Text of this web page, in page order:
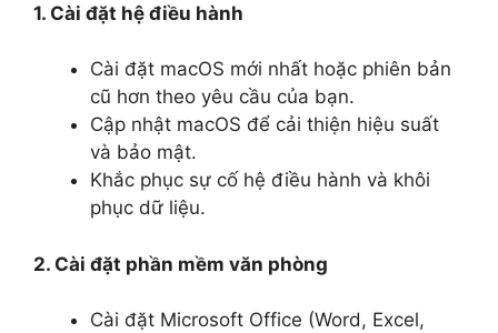
1. Cài đặt hệ điều hành
Cài đặt macOS mới nhất hoặc phiên bản
cũ hơn theo yêu cầu của bạn.
Cập nhật macOS để cải thiện hiệu suất
và bảo mật.
Khắc phục sự cố hệ điều hành và khôi
phục dữ liệu.
2. Cài đặt phần mềm văn phòng
Cài đặt Microsoft Office (Word, Excel,